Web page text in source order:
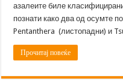
азалеите биле
познати како два од осумте
Pentanthera (листопадни) и
Прочитај повеќе